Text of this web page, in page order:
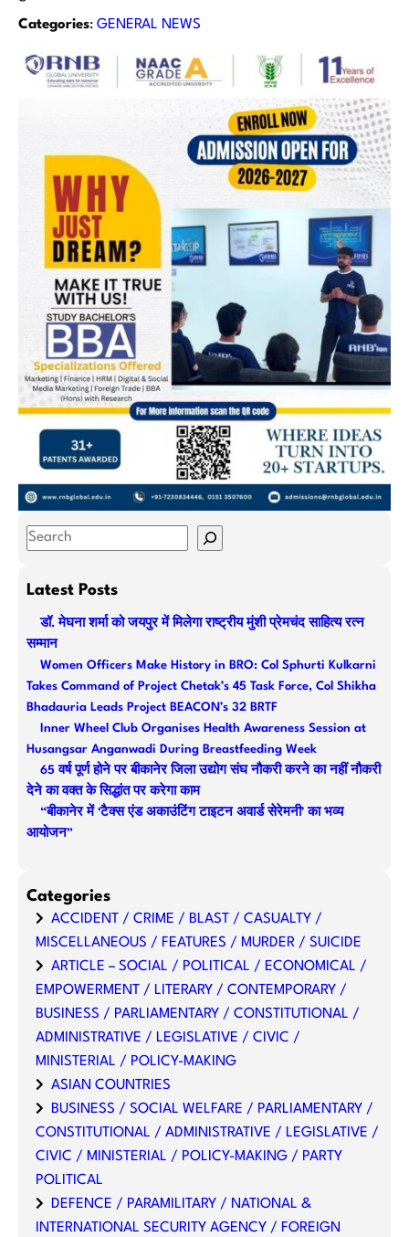
Categories: GENERAL NEWS
S
aLatest Posts
डॉ. मेघना शर्मा को जयपुर में मिलेगा राष्ट्रीय मुंशी प्रेमचंद साहित्य रत्न
सम्मान
Women Officers Make History in BRO: Col Sphurti Kulkarni
Takes Command of Project Chetak’s 45 Task Force, Col Shikha
Bhadauria Leads Project BEACON’s 32 BRTF
Inner Wheel Club Organises Health Awareness Session at
Husangsar Anganwadi During Breastfeeding Week
65 वर्ष पूर्ण होने पर बीकानेर जिला उद्योग संघ नौकरी करने का नहीं नौकरी
देने का वक्त के सिद्धांत पर करेगा काम
“बीकानेर में ‘टैक्स एंड अकाउंटिंग टाइटन अवार्ड सेरेमनी’ का भव्य
आयोजन”
Categories
ACCIDENT / CRIME / BLAST / CASUALTY /
MISCELLANEOUS / FEATURES / MURDER / SUICIDE
ARTICLE – SOCIAL / POLITICAL / ECONOMICAL /
EMPOWERMENT / LITERARY / CONTEMPORARY /
BUSINESS / PARLIAMENTARY / CONSTITUTIONAL /
ADMINISTRATIVE / LEGISLATIVE / CIVIC /
MINISTERIAL / POLICY-MAKING
ASIAN COUNTRIES
BUSINESS / SOCIAL WELFARE / PARLIAMENTARY /
CONSTITUTIONAL / ADMINISTRATIVE / LEGISLATIVE /
CIVIC / MINISTERIAL / POLICY-MAKING / PARTY
POLITICAL
DEFENCE / PARAMILITARY / NATIONAL &
INTERNATIONAL SECURITY AGENCY / FOREIGN